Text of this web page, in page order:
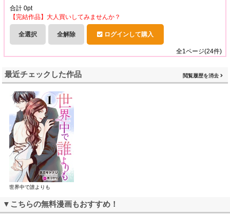
合計 0pt
【完結作品】大人買いしてみませんか？
全選択 全解除 ログインして購入
全1ページ(24件)
最近チェックした作品 閲覧履歴を消去
世界中で誰よりも
▼こちらの無料漫画もおすすめ！